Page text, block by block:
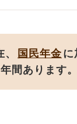
国民年金 に
間あります。